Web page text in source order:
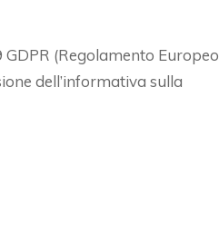
(Regolamento Europeo
dell’informativa sulla